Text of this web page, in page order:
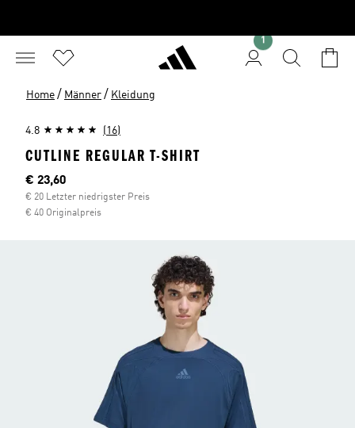
1
Home / Männer / Kleidung
4.8 (16)
CUTLINE REGULAR T-SHIRT
Aktueller Preis
€ 23,60
€ 20 Letzter niedrigster Preis
€ 40 Originalpreis